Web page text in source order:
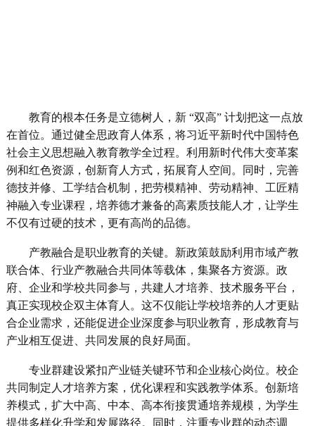
教育的根本任务是立德树人，新 “双高” 计划把这一点放
在首位。通过健全思政育人体系，将习近平新时代中国特色
社会主义思想融入教育教学全过程。利用新时代伟大变革案
例和红色资源，创新育人方式，拓展育人空间。同时，完善
德技并修、工学结合机制，把劳模精神、劳动精神、工匠精
神融入专业课程，培养德才兼备的高素质技能人才，让学生
不仅有过硬的技术，更有高尚的品德。
产教融合是职业教育的关键。新政策鼓励利用市域产教
联合体、行业产教融合共同体等载体，集聚各方资源。政
府、企业和学校共同参与，共建人才培养、技术服务平台，
真正实现校企双主体育人。这不仅能让学校培养的人才更贴
合企业需求，还能促进企业深度参与职业教育，形成教育与
产业相互促进、共同发展的良好局面。
专业群建设紧扣产业链关键环节和企业核心岗位。校企
共同制定人才培养方案，优化课程和实践教学体系。创新培
养模式，扩大中高、中本、高本衔接贯通培养规模，为学生
提供多样化升学和发展路径。同时，注重专业群的动态调